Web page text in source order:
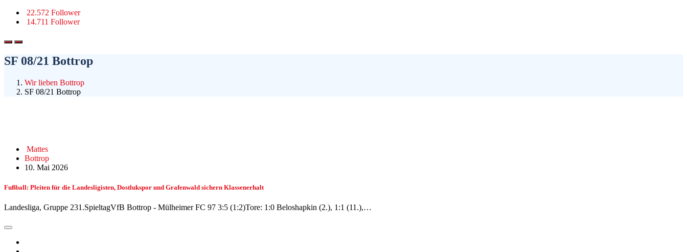
22.572 Follower
14.711 Follower
SF 08/21 Bottrop
Wir lieben Bottrop
SF 08/21 Bottrop
Mattes
Bottrop
10. Mai 2026
Fußball: Pleiten für die Landesligisten, Dostlukspor und Grafenwald sichern Klassenerhalt
Landesliga, Gruppe 231.SpieltagVfB Bottrop - Mülheimer FC 97 3:5 (1:2)Tore: 1:0 Beloshapkin (2.), 1:1 (11.),…